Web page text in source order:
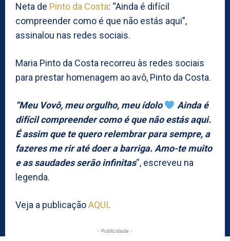
Neta de Pinto da Costa: “Ainda é difícil
compreender como é que não estás aqui”,
assinalou nas redes sociais.
Maria Pinto da Costa recorreu às redes sociais
para prestar homenagem ao avô, Pinto da Costa.
“Meu Vovô, meu orgulho, meu ídolo
Ainda é
difícil compreender como é que não estás aqui.
É assim que te quero relembrar para sempre, a
fazeres me rir até doer a barriga. Amo-te muito
e as saudades serão infinitas“, escreveu na
legenda.
Veja a publicaçãoAQUI.
- Publicidade -